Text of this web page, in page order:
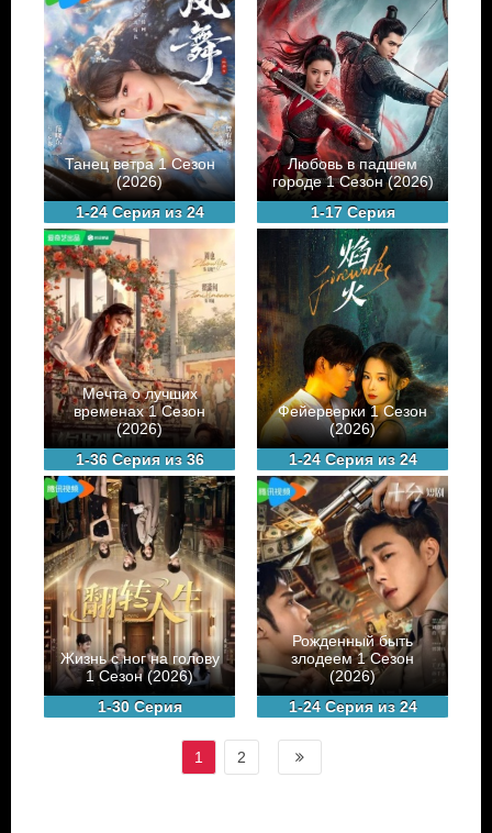
Танец ветра 1 Сезон
(2026)
1-24 Серия из 24
Любовь в падшем
городе 1 Сезон (2026)
1-17 Серия
Мечта о лучших
временах 1 Сезон
(2026)
1-36 Серия из 36
Фейерверки 1 Сезон
(2026)
1-24 Серия из 24
Жизнь с ног на голову
1 Сезон (2026)
1-30 Серия
Рожденный быть
злодеем 1 Сезон
(2026)
1-24 Серия из 24
1 2